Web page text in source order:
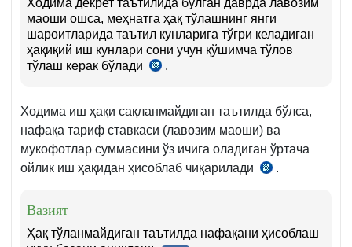
Ходима декрет таътилида бўлган даврда лавозим
маоши ошса, меҳнатга ҳақ тўлашнинг янги
шароитларида таътил кунларига тўғри келадиган
ҳақиқий иш кунлари сони учун қўшимча тўлов
тўлаш керак бўлади
14.05.2002
сон
Низом
59-
б.
.
Ходима иш ҳақи сақланмайдиган таътилда бўлса,
нафақа тариф ставкаси (лавозим маоши) ва
мукофотлар суммасини ўз ичига оладиган ўртача
ойлик иш ҳақидан ҳисоблаб чиқарилади
14.05.2002
.
Вазият
Ҳақ тўланмайдиган таътилда нафақани ҳисоблаш